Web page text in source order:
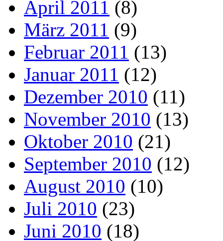
April 2011 (8)
März 2011 (9)
Februar 2011 (13)
Januar 2011 (12)
Dezember 2010 (11)
November 2010 (13)
Oktober 2010 (21)
September 2010 (12)
August 2010 (10)
Juli 2010 (23)
Juni 2010 (18)